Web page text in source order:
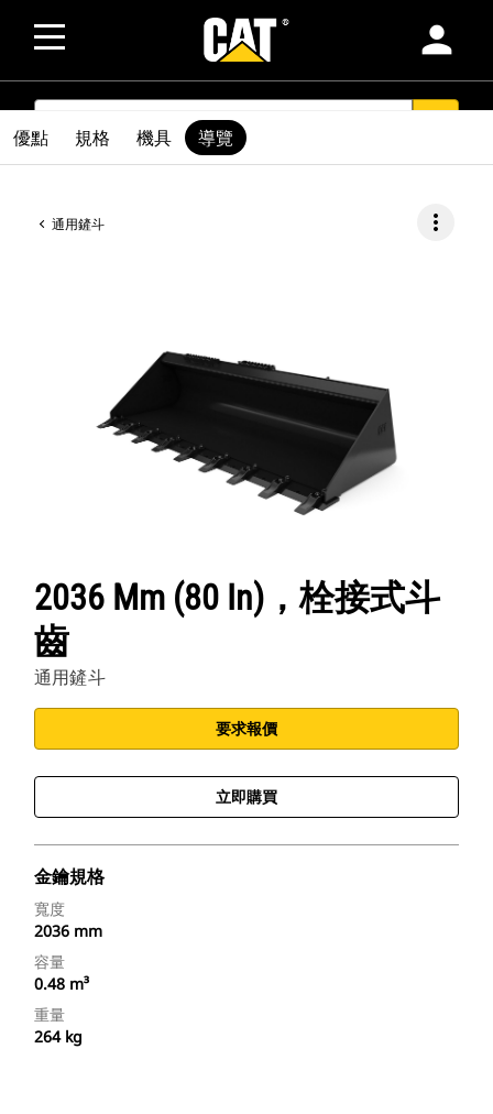
person
SEARCH
通用鏟斗 more_vert
2036 Mm (80 In)，栓接式斗
齒
通用鏟斗
要求報價
立即購買
金鑰規格
寬度
2036 mm
容量
0.48 m³
重量
264 kg
優點 規格 機具 導覽